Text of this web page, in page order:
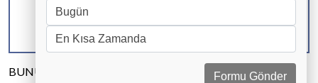
KAPASİTE
8 KİŞİ
BANYO & WC
3 ADET
YATAK ODASI
BUNU PAYLAŞ Formu Gönder